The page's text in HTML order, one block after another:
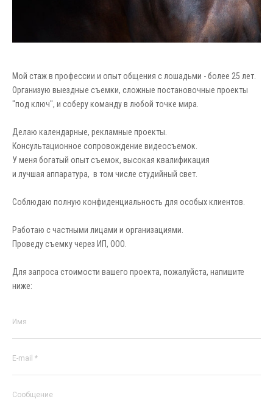
Мой стаж в профессии и опыт общения с лошадьми - более 25 лет.
Организую выездные съемки, сложные постановочные проекты
"под ключ", и соберу команду в любой точке мира.
Делаю календарные, рекламные проекты.
Консультационное сопровождение видеосъемок.
У меня богатый опыт съемок, высокая квалификация
и лучшая аппаратура, в том числе студийный свет.
Соблюдаю полную конфиденциальность для особых клиентов.
Работаю с частными лицами и организациями.
Проведу съемку через ИП, ООО.
Для запроса стоимости вашего проекта, пожалуйста, напишите
ниже:
Имя
E-mail *
Сообщение